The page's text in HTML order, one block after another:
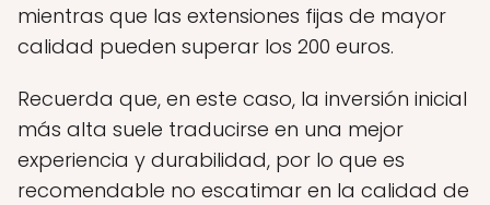
mientras que las extensiones fijas de mayor
calidad pueden superar los 200 euros.
Recuerda que, en este caso, la inversión inicial
más alta suele traducirse en una mejor
experiencia y durabilidad, por lo que es
recomendable no escatimar en la calidad de